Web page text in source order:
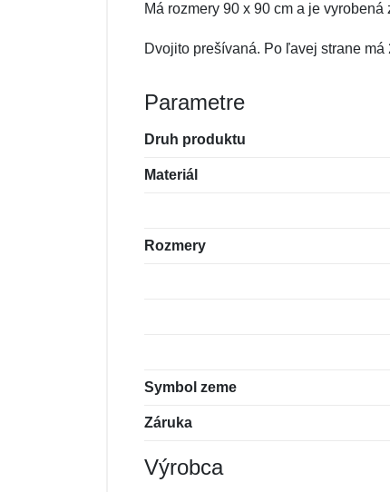
Má rozmery 90 x 90 cm a je
Dvojito prešívaná. Po ľavej strane
Parametre
Druh produktu
Materiál
Rozmery
Symbol zeme
Záruka
Výrobca